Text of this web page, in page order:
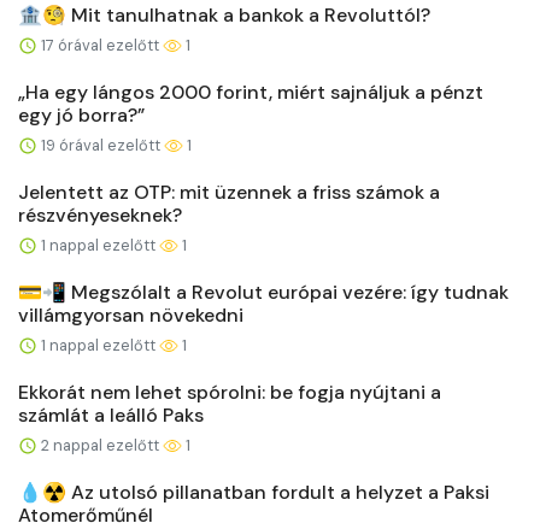
🏦🧐 Mit tanulhatnak a bankok a Revoluttól?
17 órával ezelőtt 1
„Ha egy lángos 2000 forint, miért sajnáljuk a pénzt
egy jó borra?”
19 órával ezelőtt 1
Jelentett az OTP: mit üzennek a friss számok a
részvényeseknek?
1 nappal ezelőtt 1
💳📲 Megszólalt a Revolut európai vezére: így tudnak
villámgyorsan növekedni
1 nappal ezelőtt 1
Ekkorát nem lehet spórolni: be fogja nyújtani a
számlát a leálló Paks
2 nappal ezelőtt 1
💧☢️ Az utolsó pillanatban fordult a helyzet a Paksi
Atomerőműnél